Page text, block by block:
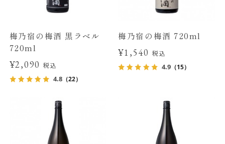
梅乃宿の梅酒 黒ラベル
720ml
¥2,090税込
4.8（22）
梅乃宿の梅酒 720ml
¥1,540 税込
4.9 （15）